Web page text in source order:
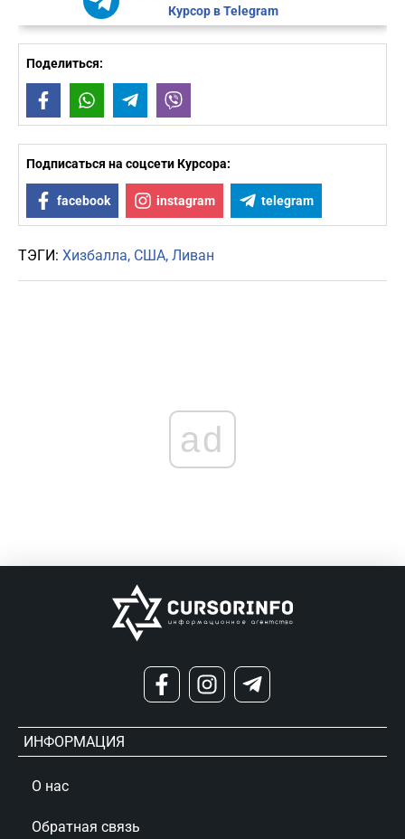
Курсор в Telegram
Поделиться:
FacebookWhatsAppTelegram
Подписаться на соцсети Курсора:
facebook instagram telegram
ТЭГИ: Хизбалла США Ливан
ad
ИНФОРМАЦИЯ
О нас
Обратная связь